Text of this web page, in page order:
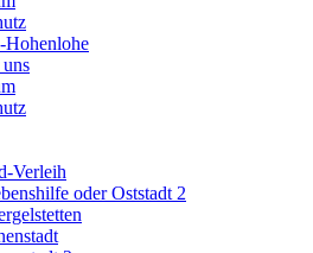
Verleih
oder Oststadt 2